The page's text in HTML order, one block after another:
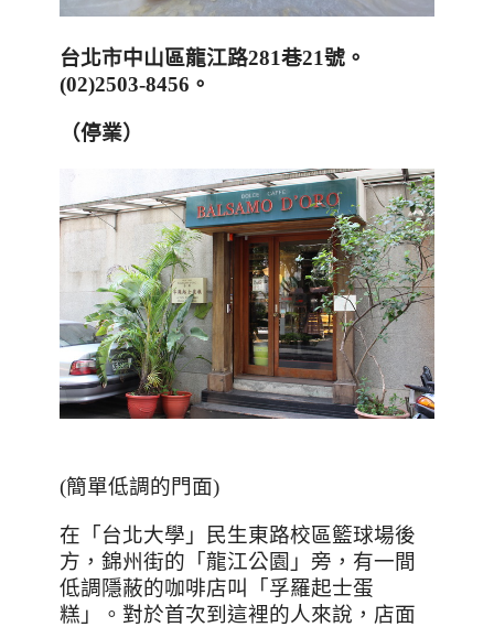
台北市中山區龍江路281巷21號 。
(02)2503-8456 。
（停業）
(簡單低調的門面)
在「台北大學」民生東路校區籃球場後
方，錦州街的 「龍江公園」 旁，有一間
低調隱蔽的咖啡店叫「孚羅起士蛋
糕」。對於首次到這裡的人來說，店面